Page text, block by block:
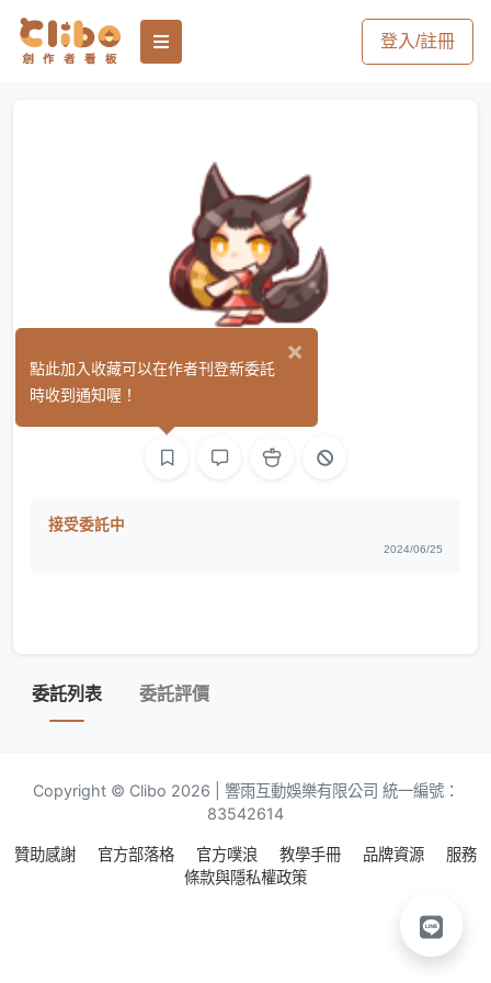
登入/註冊
雞排 (0)
接受委託中
2024/06/25
委託列表 委託評價
Copyright © Clibo 2026 | 響雨互動娛樂有限公司 統一編號：
83542614
贊助感謝 官方部落格 官方噗浪 教學手冊 品牌資源
服務
條款與隱私權政策
×
點此加入收藏可以在作者刊登新委託
時收到通知喔！